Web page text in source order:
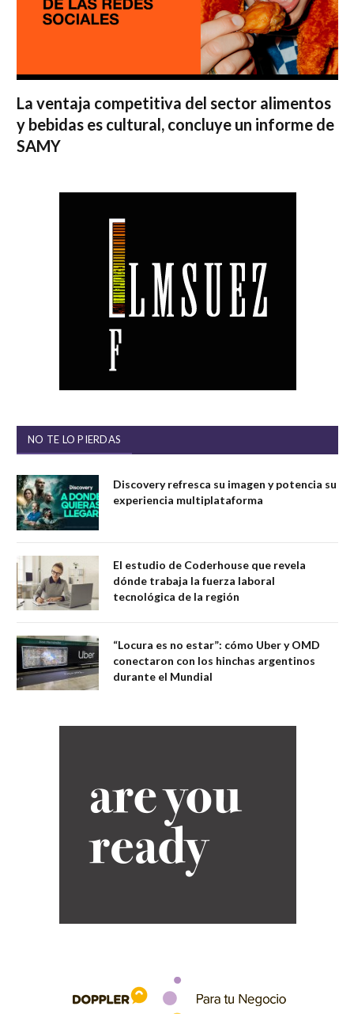
La ventaja competitiva del sector alimentos
y bebidas es cultural, concluye un informe de
SAMY
NO TE LO PIERDAS
Discovery refresca su imagen y potencia su
experiencia multiplataforma
El estudio de Coderhouse que revela
dónde trabaja la fuerza laboral
tecnológica de la región
“Locura es no estar”: cómo Uber y OMD
conectaron con los hinchas argentinos
durante el Mundial